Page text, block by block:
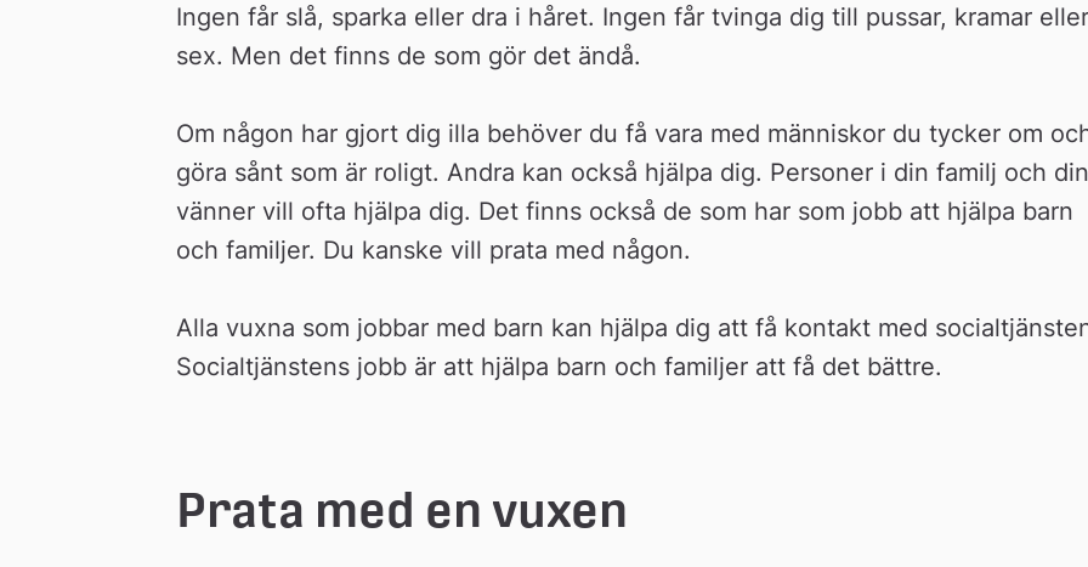
Ingen får slå, sparka eller dra i håret. Ingen får tvinga dig till pussar, kramar eller
sex. Men det finns de som gör det ändå.
Om någon har gjort dig illa behöver du få vara med människor du tycker om
göra sånt som är roligt. Andra kan också hjälpa dig. Personer i din familj och
vänner vill ofta hjälpa dig. Det finns också de som har som jobb att hjälpa barn
och familjer. Du kanske vill prata med någon.
Alla vuxna som jobbar med barn kan hjälpa dig att få kontakt med
Socialtjänstens jobb är att hjälpa barn och familjer att få det bättre.
Prata med en vuxen